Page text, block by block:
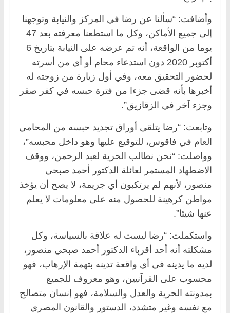
وأضافت: “سألنا عن رضا في المركز والنيابة وتوجهنا
إلى جميع الأماكن، وكل ما استطعنا معرفته بعد 47
يوما من الواقعة، أنه تم عرضه على النيابة بتاريخ 6
أكتوبر 2020 دون استدعاء محام أو أي من أسرته
لحضور التحقيق معه، وفي أول زيارة من زوجته له
أخبرها بأنه قضى جزءا من فترة حبسه في كفر صقر
وجزء آخر في الزقازيق”.
وتابعت: “رضا يتلقى أوراق تجديد حبسه من المحامي
العام في فاقوس، للتوقيع عليها وهو داخل محبسه”،
وواصلت: “نحن نطالب الحرية لعبد الرحمن، ووقف
الاضطهاد المستمر لعائلة الدكتور أحمد صبحي
منصور، لأنهم لم يرتكبون أي جريمة، لا يصح أن يؤخذ
مواطن كرهينة للحصول منه على معلومات لا يعلم
عنها شيئا”.
واستكملت: “رضا ليست له علاقة بالسياسة، وكل
مشكلته أنه أحد أقرباء الدكتور أحمد صبحي منصور،
لديه ما يدينه في أي واقعة تدينه بتهمة الإرهاب، فهو
محسوب على القرآنيين، وهو معروف للجميع
بمدونته الحرية والعدل والسلامة، فهو إنسان متصالح
مع نفسه وغير متشدد، الدستور والقانون المصري